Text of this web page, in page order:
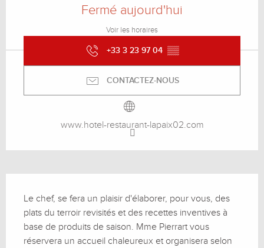
Fermé aujourd'hui
Voir les horaires
+33 3 23 97 04 ▒▒
CONTACTEZ-NOUS
www.hotel-restaurant-lapaix02.com
Le chef, se fera un plaisir d'élaborer, pour vous, des
plats du terroir revisités et des recettes inventives à
base de produits de saison. Mme Pierrart vous
réservera un accueil chaleureux et organisera selon